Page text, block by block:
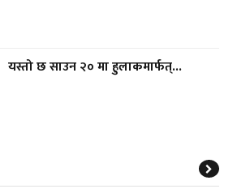
यस्तो छ साउन २० मा हुलाकमार्फत्...